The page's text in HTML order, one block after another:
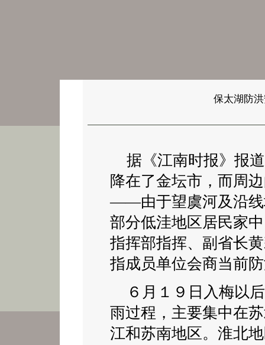
保太湖防
据《江南时报》报
降在了金坛市，而周
——由于望虞河及沿线
部分低洼地区居民家
指挥部指挥、副省长
指成员单位会商当前
６月１９日入梅以
雨过程，主要集中在
江和苏南地区。淮北